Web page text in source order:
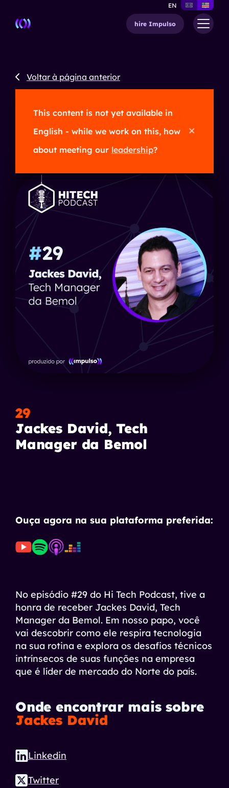
EN
hire Impulso
Voltar à página anterior
29
Jackes David, Tech
Manager da Bemol
Ouça agora na sua plataforma preferida:
No episódio #29 do Hi Tech Podcast, tive a
honra de receber Jackes David, Tech
Manager da Bemol. Em nosso papo, você
vai descobrir como ele respira tecnologia
na sua rotina e explora os desafios técnicos
intrínsecos de suas funções na empresa
que é líder de mercado do Norte do país.
Onde encontrar mais sobre
Jackes David
Linkedin
Twitter
This content is not yet available in
English - while we work on this, how
about meeting our leadership?